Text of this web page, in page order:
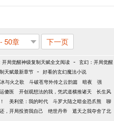
50章 下一页
开局觉醒神级复制天赋全文阅读 - 玄幻：开局觉醒
天赋最新章节 - 好看的玄幻魔法小说
冰与火之歌 斗破苍穹外传之云韵篇 暗夜
强
傻医 开创观想法的我，凭武道横推诸天
长生风
美利坚：我的时代 斗罗大陆之暗金恐爪熊
聊
，开局投资我自己 绝世丹帝
遮天之我夺舍了北